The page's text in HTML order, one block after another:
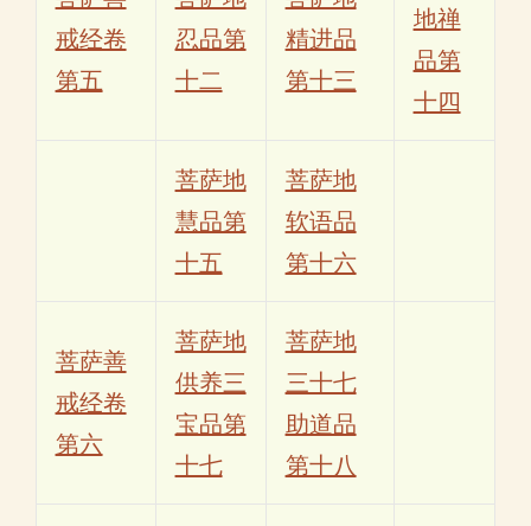
戒经卷
第五
忍品第
十二
精进品
第十三
地禅
品第
十四
菩萨地
慧品第
十五
菩萨地
软语品
第十六
菩萨善
戒经卷
第六
菩萨地
供养三
宝品第
十七
菩萨地
三十七
助道品
第十八